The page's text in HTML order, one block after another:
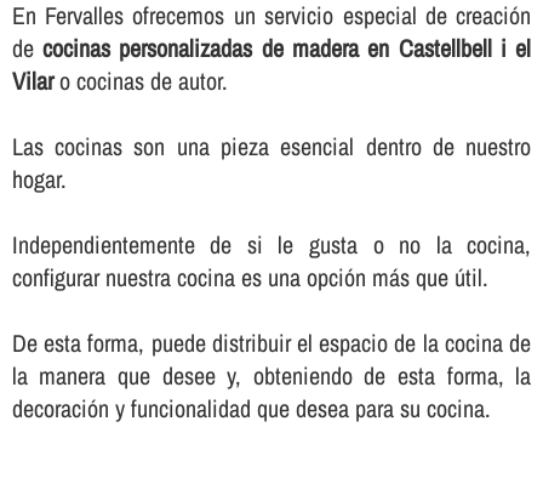
En Fervalles ofrecemos un servicio especial de creación
decocinas personalizadas de madera en Castellbell i el
Vilaro cocinas de autor.
Las cocinas son una pieza esencial dentro de nuestro
hogar.
Independientemente de si le gusta o no la cocina,
configurar nuestra cocina es una opción más que útil.
De esta forma, puede distribuir el espacio de la cocina de
la manera que desee y, obteniendo de esta forma, la
decoración y funcionalidad que desea para su cocina.